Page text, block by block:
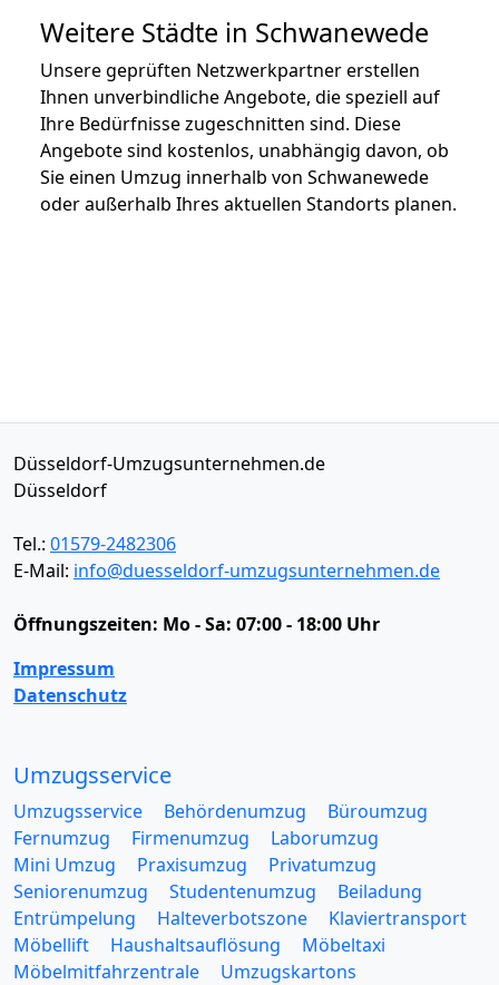
Weitere Städte in Schwanewede
Unsere geprüften Netzwerkpartner erstellen
Ihnen unverbindliche Angebote, die speziell auf
Ihre Bedürfnisse zugeschnitten sind. Diese
Angebote sind kostenlos, unabhängig davon, ob
Sie einen Umzug innerhalb von Schwanewede
oder außerhalb Ihres aktuellen Standorts planen.
Düsseldorf-Umzugsunternehmen.de
Düsseldorf
Tel.: 01579-2482306
E-Mail: info@duesseldorf-umzugsunternehmen.de
Öffnungszeiten: Mo - Sa: 07:00 - 18:00 Uhr
Impressum
Datenschutz
Umzugsservice
Umzugsservice Behördenumzug
Büroumzug
Fernumzug
Firmenumzug
Laborumzug
Mini Umzug
Praxisumzug
Privatumzug
Seniorenumzug
Studentenumzug
Beiladung
Entrümpelung
Halteverbotszone
Klaviertransport
Möbellift
Haushaltsauflösung
Möbeltaxi
Möbelmitfahrzentrale
Umzugskartons